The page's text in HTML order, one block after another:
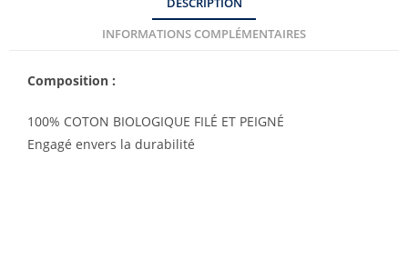
DESCRIPTION
INFORMATIONS COMPLÉMENTAIRES
Composition :
100% COTON BIOLOGIQUE FILÉ ET PEIGNÉ
Engagé envers la durabilité